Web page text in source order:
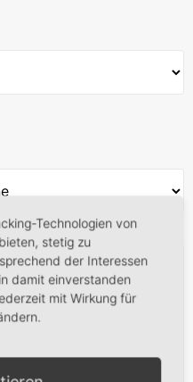
Technologien von
stetig zu
der Interessen
damit einverstanden
mit Wirkung für